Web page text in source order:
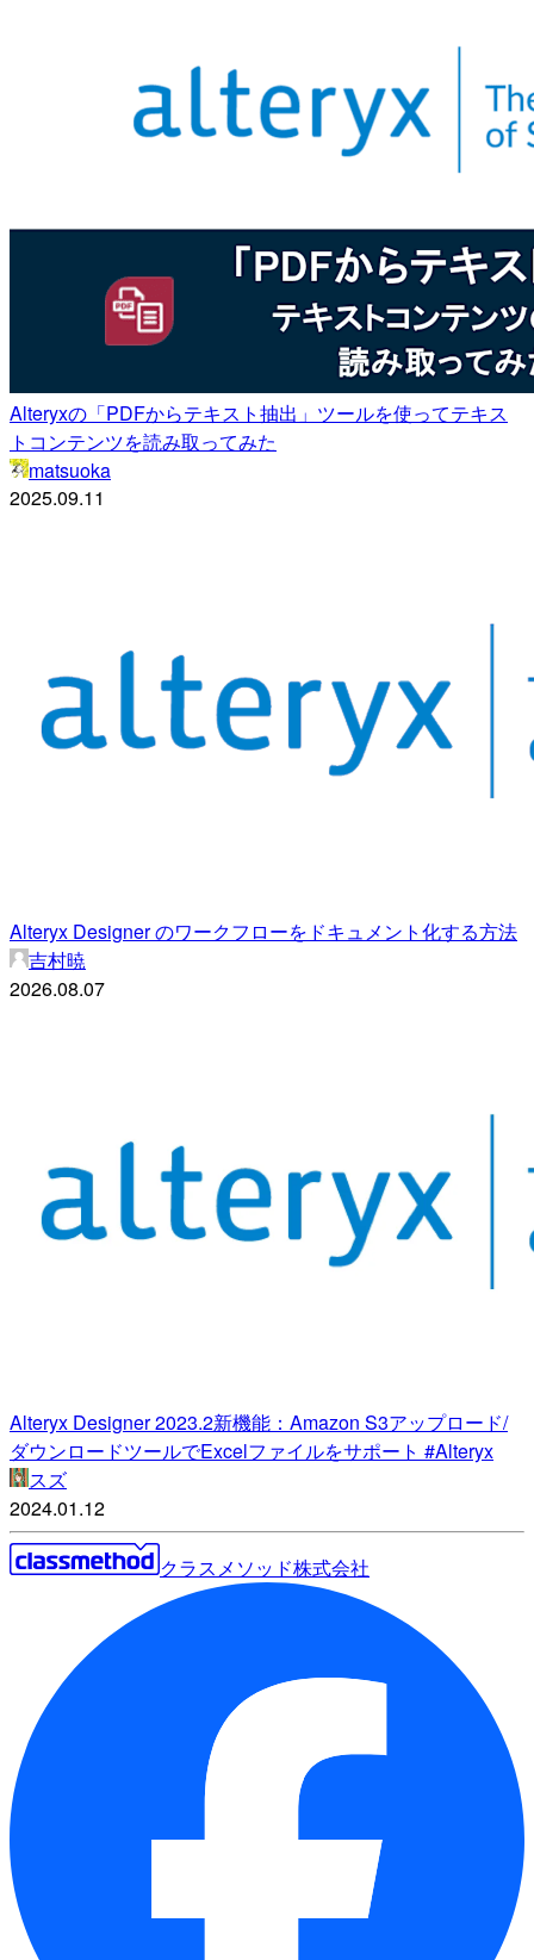
Alteryxの「PDFからテキスト抽出」ツールを使ってテキス
トコンテンツを読み取ってみた
matsuoka
2025.09.11
Alteryx Designer のワークフローをドキュメント化する方法
吉村暁
2026.08.07
Alteryx Designer 2023.2新機能：Amazon S3アップロード/
ダウンロードツールでExcelファイルをサポート #Alteryx
スズ
2024.01.12
クラスメソッド株式会社